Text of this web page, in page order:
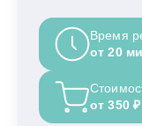
Время
от 20
от 350 ₽